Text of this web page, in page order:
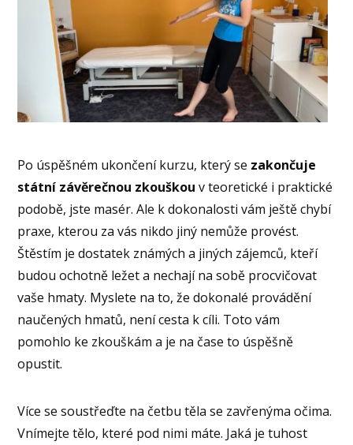
Po úspěšném ukončení kurzu, který se zakončuje
státní závěrečnou zkouškou v teoretické i praktické
podobě, jste masér. Ale k dokonalosti vám ještě chybí
praxe, kterou za vás nikdo jiný nemůže provést.
Štěstím je dostatek známých a jiných zájemců, kteří
budou ochotně ležet a nechají na sobě procvičovat
vaše hmaty. Myslete na to, že dokonalé provádění
naučených hmatů, není cesta k cíli. Toto vám
pomohlo ke zkouškám a je na čase to úspěšně
opustit.
Více se soustřeďte na četbu těla se zavřenýma očima.
Vnímejte tělo, které pod nimi máte. Jaká je tuhost